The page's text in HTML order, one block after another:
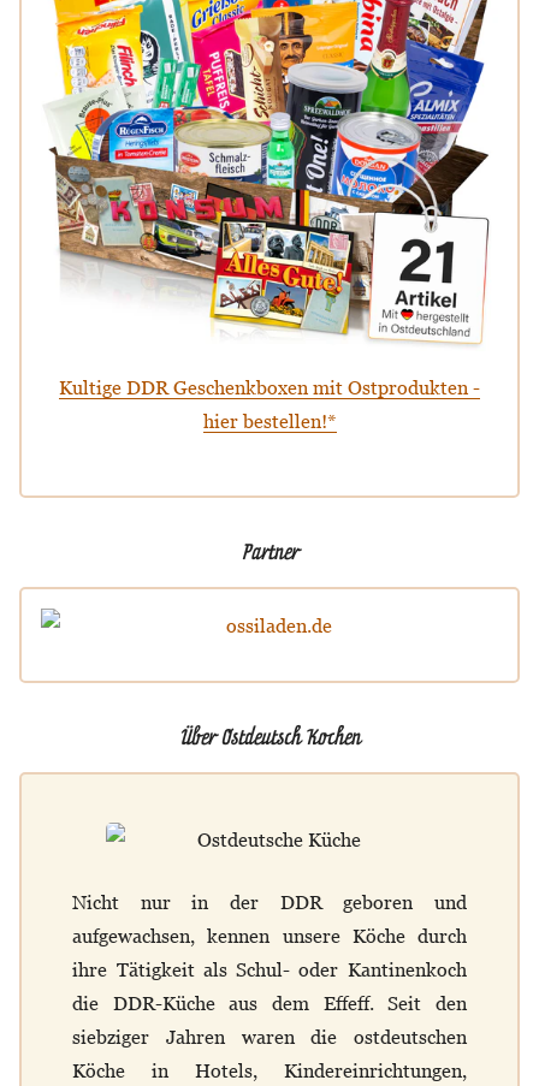
Kultige DDR Geschenkboxen mit Ostprodukten -
hier bestellen!*
Partner
Über Ostdeutsch Kochen
Nicht nur in der DDR geboren und
aufgewachsen, kennen unsere Köche durch
ihre Tätigkeit als Schul- oder Kantinenkoch
die DDR-Küche aus dem Effeff. Seit den
siebziger Jahren waren die ostdeutschen
Köche in Hotels, Kindereinrichtungen,